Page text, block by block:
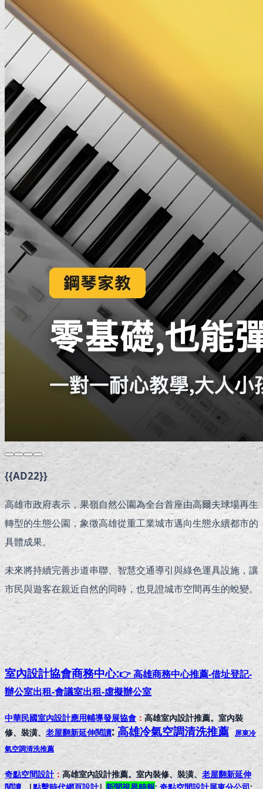
{{AD22}}
高雄市政府表示，果嶺自然公園為全台首座由高爾夫球場再生
轉型的生態公園，象徵高雄從重工業城市邁向生態永續都市的
具體成果。
未來將持續完善步道串聯、智慧交通導引與綠色運具設施，讓
市民與遊客在親近自然的同時，也見證城市空間再生的蛻變。
室內設計協會商務中心:👉 高雄商務中心推薦-借址登記-
辦公室出租-會議室出租-虛擬辦公室
中華民國室內設計應用輔導發展協會 ：高雄室內設計推薦。室內裝
修、裝潢、老屋翻新延伸閱讀: 高雄冷氣空調清洗推薦 屏東冷
氣空調清洗推薦
奇點空間設計： 高雄室內設計推薦。室內裝修、裝潢、 老屋翻新延伸